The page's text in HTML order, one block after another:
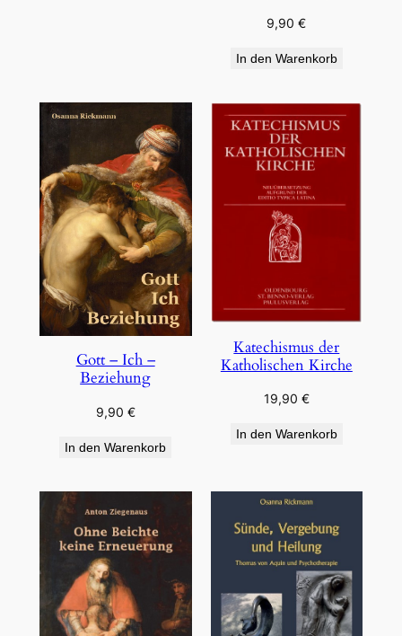
9,90€
In den Warenkorb
Gott – Ich –
Beziehung
9,90 €
In den Warenkorb
Katechismus der
Katholischen Kirche
19,90 €
In den Warenkorb